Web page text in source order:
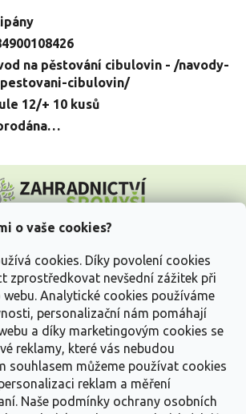
o vaše cookies?
cookies. Díky povolení cookies
zprostředkovat nevšední zážitek při
Analytické cookies používáme
personalizační nám pomáhají
a díky marketingovým cookies se
reklamy, které vás nebudou
souhlasem můžeme používat cookies
reklam a měření
Naše podmínky ochrany osobních
na pěstování cibulovin - /navody-
cibulovin/
12/+ 10 kusů